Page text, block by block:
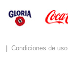
Condiciones de uso